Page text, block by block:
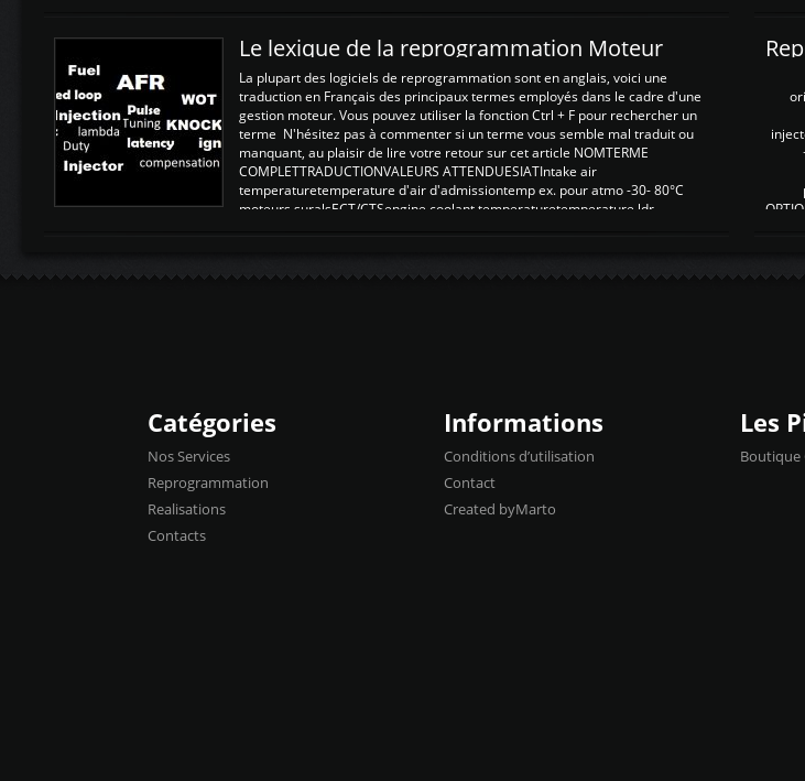
Le lexique de la reprogrammation Moteur
La plupart des logiciels de reprogrammation sont en anglais, voici une
traduction en Français des principaux termes employés dans le cadre d'une
gestion moteur. Vous pouvez utiliser la fonction Ctrl + F pour rechercher un
terme N'hésitez pas à commenter si un terme vous semble mal traduit ou
manquant, au plaisir de lire votre retour sur cet article NOMTERME
COMPLETTRADUCTIONVALEURS ATTENDUESIATIntake air
temperaturetemperature d'air d'admissiontemp ex. pour atmo -30- 80°C
moteurs suralsECT/CTSengine coolant temperaturetemperature ldr
Catégories
Nos Services
Reprogrammation
Realisations
Contacts
Informations
Conditions d’utilisation
Contact
Created byMarto
Les
Boutique